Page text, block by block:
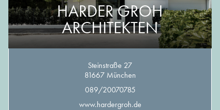
HARDER GROH
ARCHITEKTEN
Steinstraße 27
81667 München
089/20070785
www.hardergroh.de